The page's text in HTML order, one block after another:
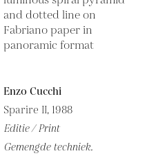
Enzo Cucchi
Sparire II, 1988
Editie / Print
Gemengde techniek.